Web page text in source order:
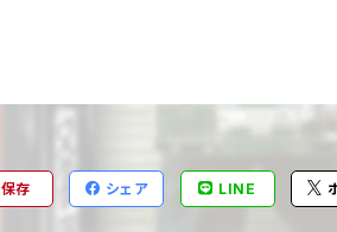
保存 シェア LINE